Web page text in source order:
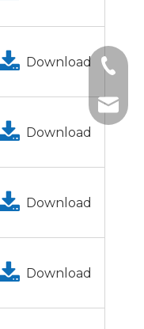
Download
Download
Download
Download
+1
+86-